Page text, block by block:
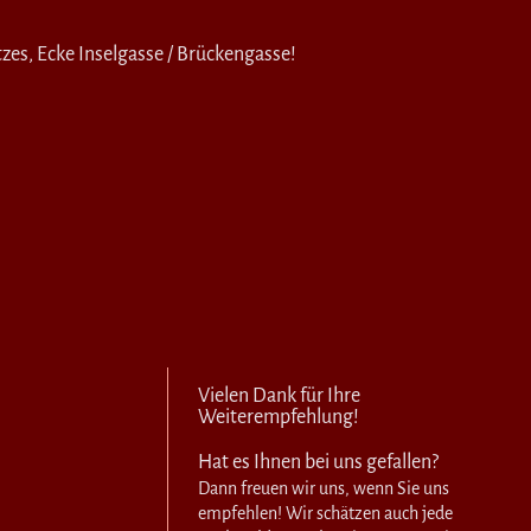
Ecke Inselgasse / Brückengasse!
Vielen Dank für Ihre
Weiterempfehlung!
Hat es Ihnen bei uns gefallen?
Dann freuen wir uns, wenn Sie uns
empfehlen! Wir schätzen auch jede